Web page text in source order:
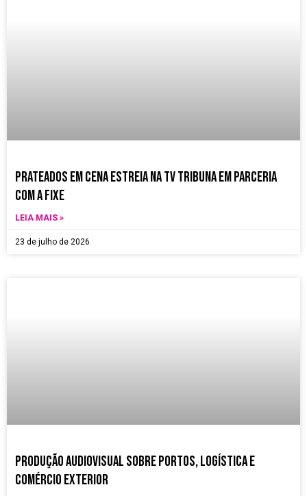
Prateados em Cena estreia na TV Tribuna em parceria
com a Fixe
LEIA MAIS »
23 de julho de 2026
Produção Audiovisual sobre Portos, Logística e
Comércio Exterior